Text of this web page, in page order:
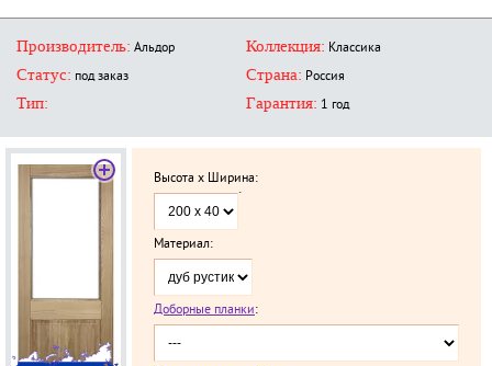
Производитель: Альдор Коллекция: Классика
Статус: под заказ Страна: Россия
Тип: Гарантия: 1 год
Высота x Ширина:
Материал:
Доборные планки:
`